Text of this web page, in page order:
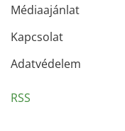
Médiaajánlat
Kapcsolat
Adatvédelem
RSS